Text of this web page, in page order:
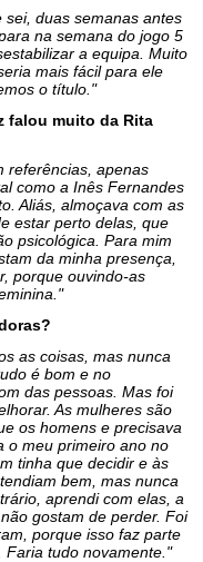
sei, duas semanas antes
na semana do jogo 5
a equipa. Muito
mais fácil para ele
o título."
falou muito da Rita
referências, apenas
como a Inês Fernandes
Aliás, almoçava com as
estar perto delas, que
psicológica. Para mim
da minha presença,
porque ouvindo-as
as coisas, mas nunca
é bom e no
das pessoas. Mas foi
As mulheres são
os homens e precisava
o meu primeiro ano no
tinha que decidir e às
bem, mas nunca
aprendi com elas, a
gostam de perder. Foi
porque isso faz parte
Faria tudo novamente."